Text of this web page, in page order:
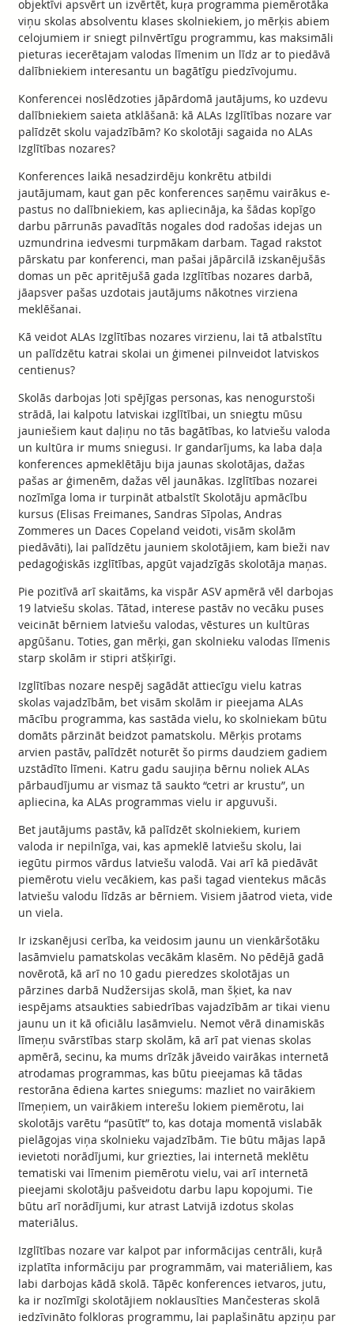
objektīvi apsvērt un izvērtēt, kuŗa programma piemērotāka
viņu skolas absolventu klases skolniekiem, jo mērķis abiem
celojumiem ir sniegt pilnvērtīgu programmu, kas maksimāli
pieturas iecerētajam valodas līmenim un līdz ar to piedāvā
dalībniekiem interesantu un bagātīgu piedzīvojumu.
Konferencei noslēdzoties jāpārdomā jautājums, ko uzdevu
dalībniekiem saieta atklāšanā: kā ALAs Izglītības nozare var
palīdzēt skolu vajadzībām? Ko skolotāji sagaida no ALAs
Izglītības nozares?
Konferences laikā nesadzirdēju konkrētu atbildi
jautājumam, kaut gan pēc konferences saņēmu vairākus e-
pastus no dalībniekiem, kas apliecināja, ka šādas kopīgo
darbu pārrunās pavadītās nogales dod radošas idejas un
uzmundrina iedvesmi turpmākam darbam. Tagad rakstot
pārskatu par konferenci, man pašai jāpārcilā izskanējušās
domas un pēc apritējušā gada Izglītības nozares darbā,
jāapsver pašas uzdotais jautājums nākotnes virziena
meklēšanai.
Kā veidot ALAs Izglītības nozares virzienu, lai tā atbalstītu
un palīdzētu katrai skolai un ģimenei pilnveidot latviskos
centienus?
Skolās darbojas ļoti spējīgas personas, kas nenogurstoši
strādā, lai kalpotu latviskai izglītībai, un sniegtu mūsu
jauniešiem kaut daļiņu no tās bagātības, ko latviešu valoda
un kultūra ir mums sniegusi. Ir gandarījums, ka laba daļa
konferences apmeklētāju bija jaunas skolotājas, dažas
pašas ar ģimenēm, dažas vēl jaunākas. Izglītības nozarei
nozīmīga loma ir turpināt atbalstīt Skolotāju apmācību
kursus (Elisas Freimanes, Sandras Sīpolas, Andras
Zommeres un Daces Copeland veidoti, visām skolām
piedāvāti), lai palīdzētu jauniem skolotājiem, kam bieži nav
pedagoģiskās izglītības, apgūt vajadzīgās skolotāja maņas.
Pie pozitīvā arī skaitāms, ka vispār ASV apmērā vēl darbojas
19 latviešu skolas. Tātad, interese pastāv no vecāku puses
veicināt bērniem latviešu valodas, vēstures un kultūras
apgūšanu. Toties, gan mērķi, gan skolnieku valodas līmenis
starp skolām ir stipri atšķirīgi.
Izglītības nozare nespēj sagādāt attiecīgu vielu katras
skolas vajadzībām, bet visām skolām ir pieejama ALAs
mācību programma, kas sastāda vielu, ko skolniekam būtu
domāts pārzināt beidzot pamatskolu. Mērķis protams
arvien pastāv, palīdzēt noturēt šo pirms daudziem gadiem
uzstādīto līmeni. Katru gadu saujiņa bērnu noliek ALAs
pārbaudījumu ar vismaz tā saukto “cetri ar krustu”, un
apliecina, ka ALAs programmas vielu ir apguvuši.
Bet jautājums pastāv, kā palīdzēt skolniekiem, kuriem
valoda ir nepilnīga, vai, kas apmeklē latviešu skolu, lai
iegūtu pirmos vārdus latviešu valodā. Vai arī kā piedāvāt
piemērotu vielu vecākiem, kas paši tagad vientekus mācās
latviešu valodu līdzās ar bērniem. Visiem jāatrod vieta, vide
un viela.
Ir izskanējusi cerība, ka veidosim jaunu un vienkāršotāku
lasāmvielu pamatskolas vecākām klasēm. No pēdējā gadā
novērotā, kā arī no 10 gadu pieredzes skolotājas un
pārzines darbā Nudžersijas skolā, man šķiet, ka nav
iespējams atsaukties sabiedrības vajadzībām ar tikai vienu
jaunu un it kā oficiālu lasāmvielu. Nemot vērā dinamiskās
līmeņu svārstības starp skolām, kā arī pat vienas skolas
apmērā, secinu, ka mums drīzāk jāveido vairākas internetā
atrodamas programmas, kas būtu pieejamas kā tādas
restorāna ēdiena kartes sniegums: mazliet no vairākiem
līmeņiem, un vairākiem interešu lokiem piemērotu, lai
skolotājs varētu “pasūtīt” to, kas dotaja momentā vislabāk
pielāgojas viņa skolnieku vajadzībām. Tie būtu mājas lapā
ievietoti norādījumi, kur griezties, lai internetā meklētu
tematiski vai līmenim piemērotu vielu, vai arī internetā
pieejami skolotāju pašveidotu darbu lapu kopojumi. Tie
būtu arī norādījumi, kur atrast Latvijā izdotus skolas
materiālus.
Izglītības nozare var kalpot par informācijas centrāli, kuŗā
izplatīta informāciju par programmām, vai materiāliem, kas
labi darbojas kādā skolā. Tāpēc konferences ietvaros, jutu,
ka ir nozīmīgi skolotājiem noklausīties Mančesteras skolā
iedzīvināto folkloras programmu, lai paplašinātu apziņu par